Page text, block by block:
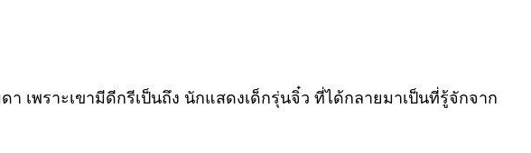
เพราะเขามีดีกรีเป็นถึง นักแสดงเด็กรุ่นจิ๋ว ที่ได้กลายมาเป็นที่รู้จักจาก